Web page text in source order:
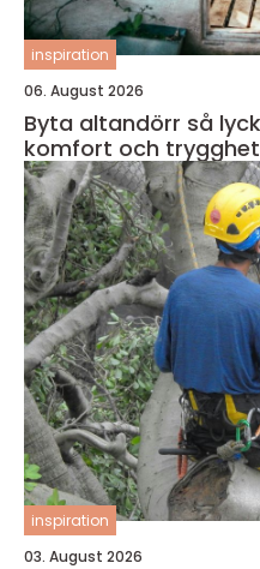
inspiration
06. August 2026
Byta altandörr så lyckas man med ljus,
komfort och trygghet
inspiration
03. August 2026